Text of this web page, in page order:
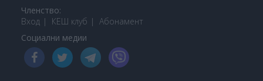
Членство:
Вход
КЕШ клуб Абонамент
Социални медии